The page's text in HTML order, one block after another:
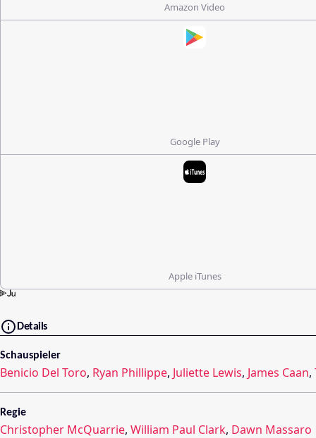
Amazon Video
Google Play
Apple iTunes
Details
Schauspieler
Benicio Del Toro, Ryan Phillippe, Juliette Lewis, James Caan,
Regie
Christopher McQuarrie, William Paul Clark, Dawn Massaro